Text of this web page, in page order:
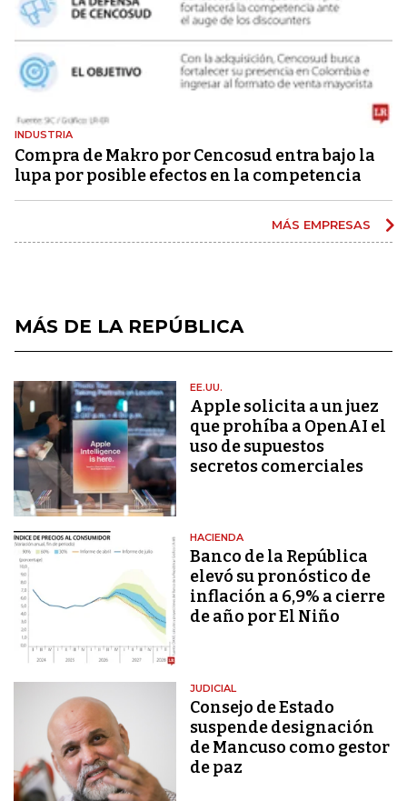
INDUSTRIA
Compra de Makro por Cencosud entra bajo la
lupa por posible efectos en la competencia
MÁS EMPRESAS
MÁS DE LA REPÚBLICA
EE.UU.
Apple solicita a un juez
que prohíba a OpenAI el
uso de supuestos
secretos comerciales
HACIENDA
Banco de la República
elevó su pronóstico de
inflación a 6,9% a cierre
de año por El Niño
JUDICIAL
Consejo de Estado
suspende designación
de Mancuso como gestor
de paz